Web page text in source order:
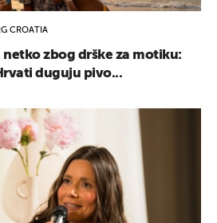
CROATIA
netko zbog drške za motiku:
duguju pivo...